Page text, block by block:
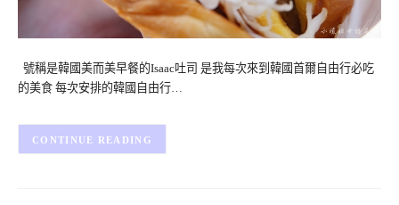
號稱是韓國美而美早餐的Isaac吐司 是我每次來到韓國首爾自由行必吃
的美食 每次安排的韓國自由行…
CONTINUE READING